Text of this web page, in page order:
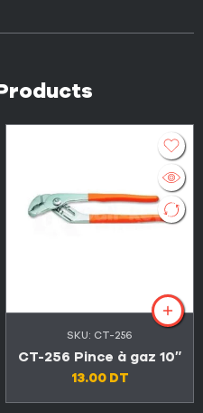
SKU: CT-256
CT-256 Pince à gaz 10″
13.00 DT